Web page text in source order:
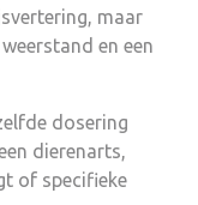
maar
en een
dosering
dierenarts,
of specifieke